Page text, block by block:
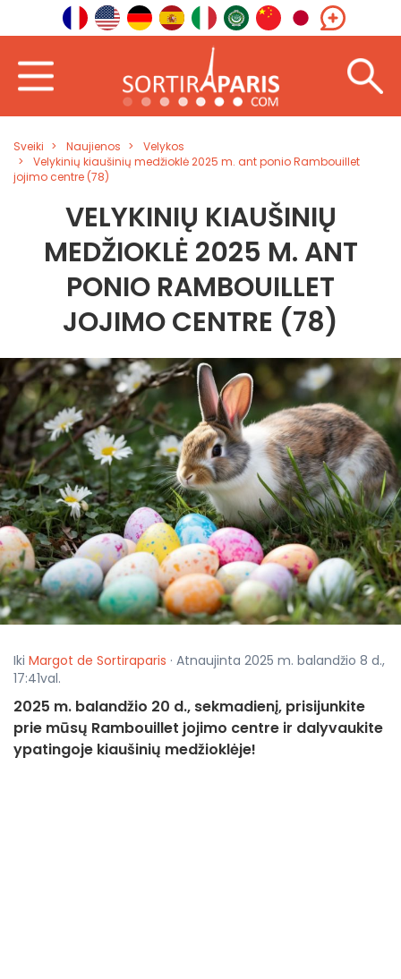
Sveiki Naujienos
Velykos
Velykinių kiaušinių medžioklė 2025 m. ant ponio Rambouillet
jojimo centre (78)
VELYKINIŲ KIAUŠINIŲ
MEDŽIOKLĖ 2025 M. ANT
PONIO RAMBOUILLET
JOJIMO CENTRE (78)
Iki Margot de Sortiraparis · Atnaujinta 2025 m. balandžio 8 d.,
17:41val.
2025 m. balandžio 20 d., sekmadienį, prisijunkite
prie mūsų Rambouillet jojimo centre ir dalyvaukite
ypatingoje kiaušinių medžioklėje!